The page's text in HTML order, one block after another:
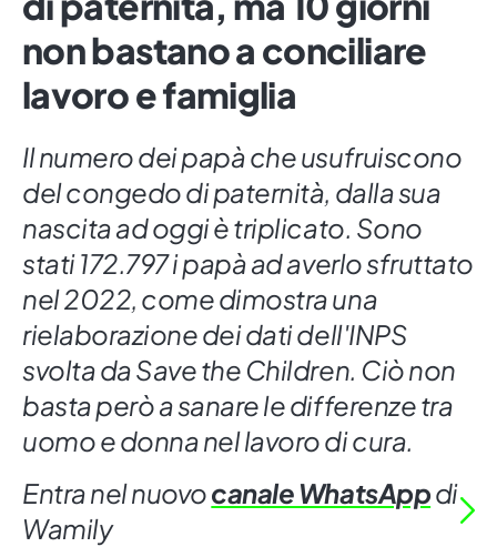
non bastano a conciliare
lavoro e famiglia
Il numero dei papà che usufruiscono
del congedo di paternità, dalla sua
nascita ad oggi è triplicato. Sono
stati 172.797 i papà ad averlo sfruttato
nel 2022, come dimostra una
rielaborazione dei dati dell'INPS
svolta da Save the Children. Ciò non
basta però a sanare le differenze tra
uomo e donna nel lavoro di cura.
Entra nel nuovocanale WhatsAppdi
Wamily